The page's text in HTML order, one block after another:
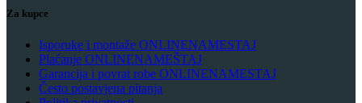
Za kupce
Isporuke i montaže ONLINENAMESTAJ
Plaćanje ONLINENAMEŠTAJ
Garancija i povrat robe ONLINENAMESTAJ
Često postavjena pitanja